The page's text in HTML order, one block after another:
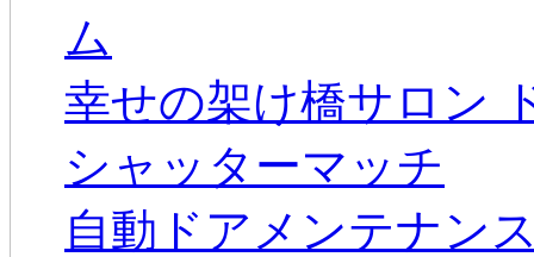
ム
幸せの架け橋サロン
シャッターマッチ
自動ドアメンテナン